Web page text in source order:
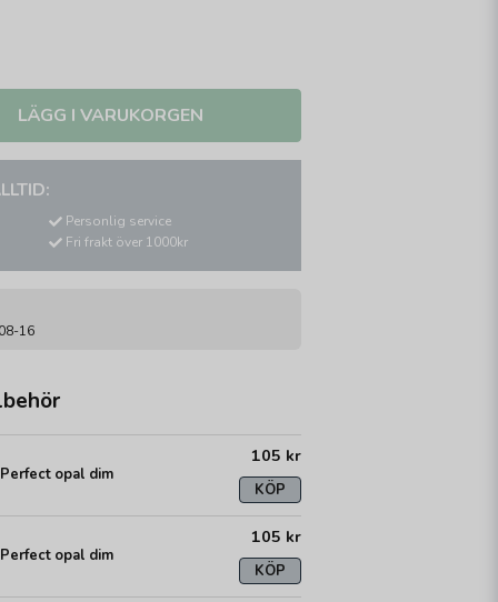
LÄGG I VARUKORGEN
Personlig service
Fri frakt över 1000kr
16
opal dim
105 kr
KÖP
opal dim
105 kr
KÖP